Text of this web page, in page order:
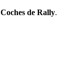
de Rally.